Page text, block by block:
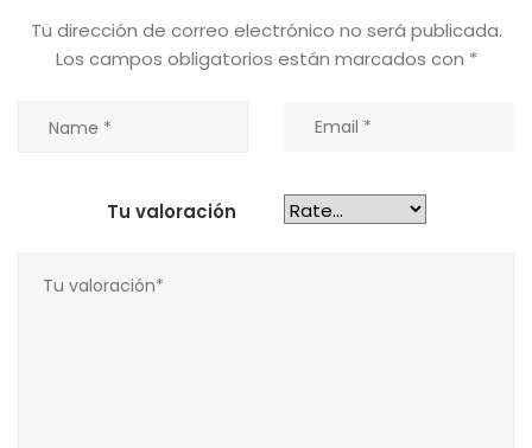
Tu dirección de correo electrónico no será publicada.
Los campos obligatorios están marcados con *
Tu valoración